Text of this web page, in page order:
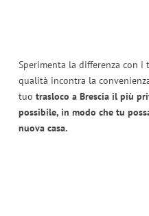
Sperimenta la differenza con i
qualità incontra la
tuo trasloco a Brescia il più
possibile, in modo che tu
nuova casa.